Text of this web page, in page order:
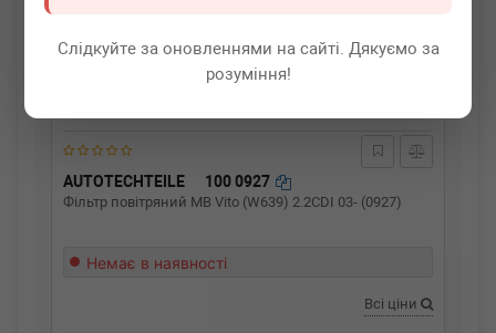
Слідкуйте за оновленнями на сайті. Дякуємо за
розуміння!
AUTOTECHTEILE 100 0927
Фільтр повітряний MB Vito (W639) 2.2CDI 03- (0927)
Немає в наявності
Всі ціни